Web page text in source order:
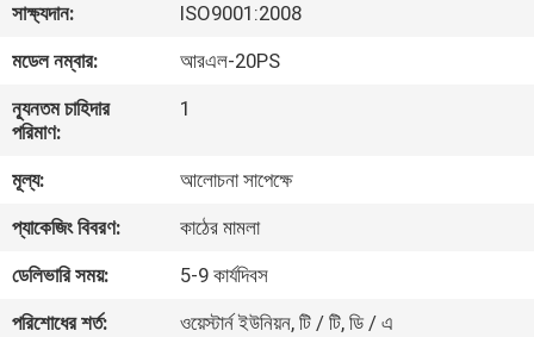
আমাদের
সম্পর্কে
ভ্রমণ
মান
নিয়ন্ত্রণ
সাক্ষ্যদান:
ISO9001:2008
মডেল নম্বার:
আরএল-20PS
ন্যূনতম চাহিদার
পরিমাণ:
1
মূল্য:
আলোচনা সাপেক্ষে
প্যাকেজিং বিবরণ:
কাঠের মামলা
ডেলিভারি সময়:
5-9 কার্যদিবস
পরিশোধের শর্ত:
ওয়েস্টার্ন ইউনিয়ন, টি / টি, ডি / এ